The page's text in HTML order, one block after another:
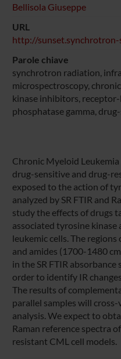
Bellisola Giuseppe
URL
http://
Parole chiave
synchrotron radiation,
microspectroscopy,
kinase inhibitors,
phosphatase gamma,
Chronic Myeloid
drug-sensitive and drug-
exposed to the action of
analyzed by SR FTIR and
study the effects of drugs
associated tyrosine
leukemic cells. The
and amides (1700-1480
in the SR FTIR
order to identify IR
The results of
parallel samples will
analysis. We expect to
Raman reference spectra
resistant CML cell models.